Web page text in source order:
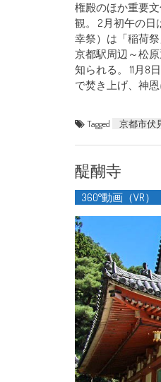
権殿のほか重要
観。 2月初午の日
幸祭）は「稲荷
京都駅周辺～松
知られる。 11月
で焚き上げ、神
Tagged 京都市伏
醍醐寺
360°動画（VR）